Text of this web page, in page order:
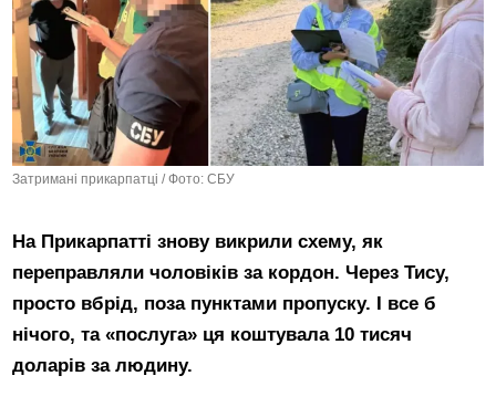
Затримані прикарпатці / Фото: СБУ
На Прикарпатті знову викрили схему, як
переправляли чоловіків за кордон. Через Тису,
просто вбрід, поза пунктами пропуску. І все б
нічого, та «послуга» ця коштувала 10 тисяч
доларів за людину.